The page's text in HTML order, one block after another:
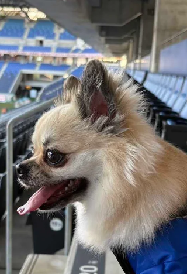
の夜をしっかり満喫してきました✨ 「さん
かくしかく」さん、ごちそうさまでした！
🙏 また美味しい料理を食べに行きたいと思
います🍻次回も楽しみにしています！！😋